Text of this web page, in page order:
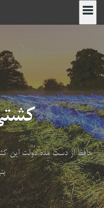
پرش
به
حافظ از دست مده دولت این